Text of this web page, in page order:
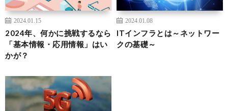
2024.01.15
2024年、何かに挑戦するなら
「基本情報・応用情報」はい
かが？
2024.01.08
ITインフラとは～ネットワー
クの基礎～